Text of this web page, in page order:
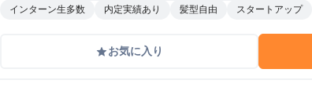
インターン生多数
内定実績あり 髪型自由 スタートアップ
gradeお気に入り